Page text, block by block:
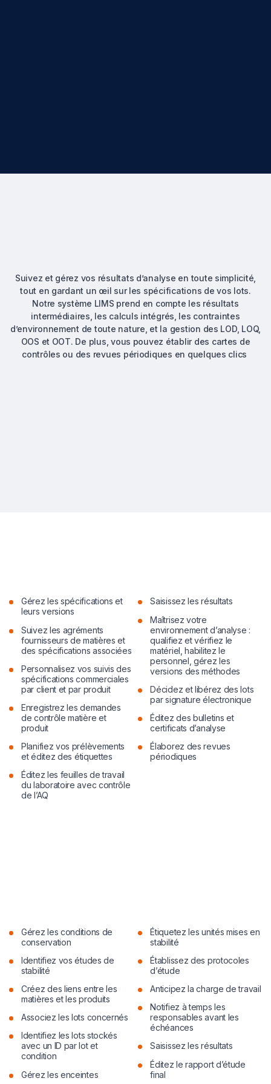
Suivez et gérez vos résultats d’analyse en toute simplicité,
tout en gardant un œil sur les spécifications de vos lots.
Notre système LIMS prend en compte les résultats
intermédiaires, les calculs intégrés, les contraintes
d’environnement de toute nature, et la gestion des LOD, LOQ,
OOS et OOT. De plus, vous pouvez établir des cartes de
contrôles ou des revues périodiques en quelques clics
Gérez les spécifications et
leurs versions
Suivez les agréments
fournisseurs de matières et
des spécifications associées
Personnalisez vos suivis des
spécifications commerciales
par client et par produit
Enregistrez les demandes
de contrôle matière et
produit
Planifiez vos prélèvements
et éditez des étiquettes
Éditez les feuilles de travail
du laboratoire avec contrôle
de l’AQ
Saisissez les résultats
Maîtrisez votre
environnement d’analyse :
qualifiez et vérifiez le
matériel, habilitez le
personnel, gérez les
versions des méthodes
Décidez et libérez des lots
par signature électronique
Éditez des bulletins et
certificats d’analyse
Élaborez des revues
périodiques
Gérez les conditions de
conservation
Identifiez vos études de
stabilité
Créez des liens entre les
matières et les produits
Associez les lots concernés
Identifiez les lots stockés
avec un ID par lot et
condition
Gérez les enceintes
Étiquetez les unités mises en
stabilité
Établissez des protocoles
d’étude
Anticipez la charge de travail
Notifiez à temps les
responsables avant les
échéances
Saisissez les résultats
Éditez le rapport d’étude
final